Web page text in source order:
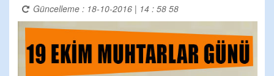
Güncelleme : 18-10-2016 | 14 : 58 58